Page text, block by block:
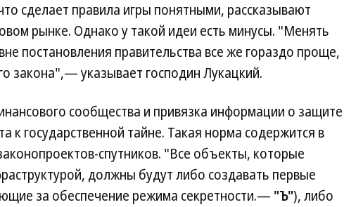
сделает правила игры понятными, рассказывают
рынке. Однако у такой идеи есть минусы. "Менять
постановления правительства все же гораздо проще,
закона",— указывает господин Лукацкий.
сообщества и привязка информации о защите
к государственной тайне. Такая норма содержится в
спутников. "Все объекты, которые
должны будут либо создавать первые
за обеспечение режима секретности.— "Ъ"), либо